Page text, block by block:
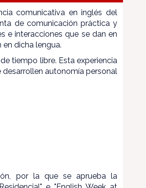
comunicativa en inglés del
de comunicación práctica y
e interacciones que se dan en
dicha lengua.
tiempo libre. Esta experiencia
autonomía personal
por la que se aprueba la